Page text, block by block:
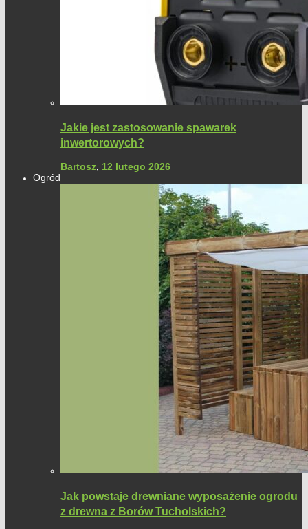
Jakie jest zastosowanie spawarek
inwertorowych?
Bartosz, 12 lutego 2026
Ogród
Jak powstaje drewniane wyposażenie ogrodu
z drewna z Borów Tucholskich?